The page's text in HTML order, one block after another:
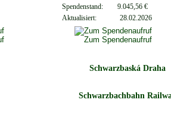
Spendenstand:        9.045,56 €
Aktualisiert:
       28.02.2026
Schwarzbaská Draha
Schwarzbachbahn